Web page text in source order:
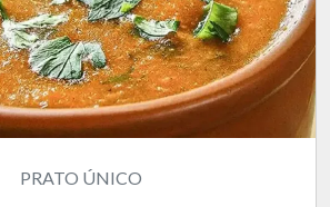
PRATO ÚNICO